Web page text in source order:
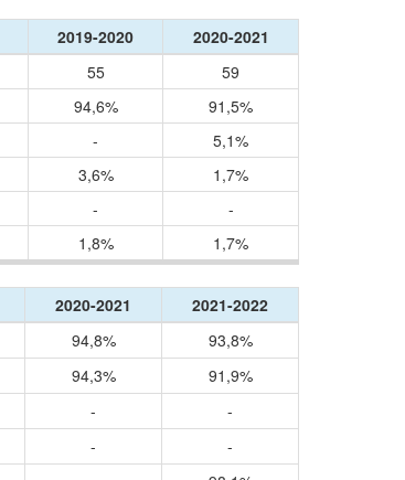
2019-2020 2020-2021
55
59
94,6%
91,5%
-
5,1%
3,6%
1,7%
-
-
1,8% 1,7%
2020-2021 2021-2022
94,8%
93,8%
94,3%
91,9%
-
-
-
-